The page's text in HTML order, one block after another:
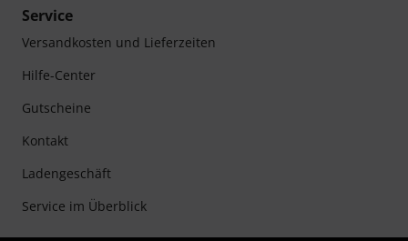
Service
Versandkosten und Lieferzeiten
Hilfe-Center
Gutscheine
Kontakt
Ladengeschäft
Service im Überblick